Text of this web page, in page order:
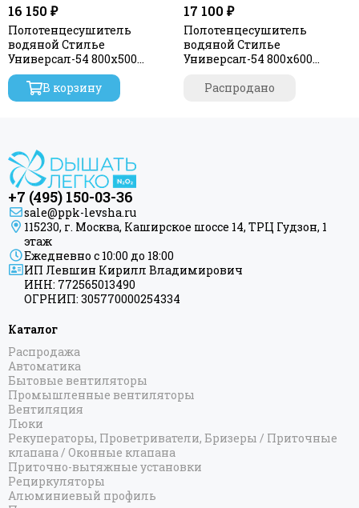
16 150 ₽
Полотенцесушитель
водяной Стилье
Универсал-54 800х500
(Полка + 5) П 21
В корзину
17 100 ₽
Полотенцесушитель
водяной Стилье
Универсал-54 800х600
Распродано
+7 (495) 150-03-36
sale@ppk-levsha.ru
115230, г. Москва, Каширское шоссе 14, ТРЦ Гудзон, 1
этаж
Ежедневно с 10:00 до 18:00
ИП Левшин Кирилл Владимирович
ИНН: 772565013490
ОГРНИП: 305770000254334
Каталог
Распродажа
Автоматика
Бытовые вентиляторы
Промышленные вентиляторы
Вентиляция
Люки
Рекуператоры, Проветриватели, Бризеры / Приточные
клапана / Оконные клапана
Приточно-вытяжные установки
Рециркуляторы
Алюминиевый профиль